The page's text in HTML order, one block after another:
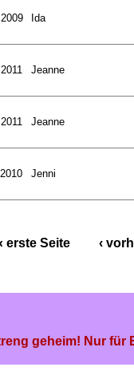
Ida
Jeanne
Jeanne
Jenni
erste Seite ‹
geheim! Nur für